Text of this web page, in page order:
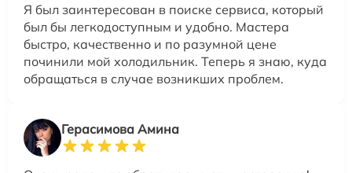
Я был заинтересован в поиске сервиса, который
был бы легкодоступным и удобно. Мастера
быстро, качественно и по разумной цене
починили мой холодильник. Теперь я знаю, куда
обращаться в случае возникших проблем.
Герасимова Амина